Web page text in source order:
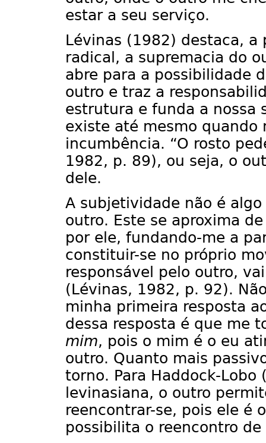
estar a seu serviço.
Lévinas (1982) destaca,
radical, a supremacia do
abre para a possibilidade
outro e traz a
estrutura e funda a nossa
existe até mesmo quando
incumbência. “O rosto
1982, p. 89), ou seja, o
dele.
A subjetividade não é
outro. Este se aproxima
por ele, fundando-me a
constituir-se no próprio
responsável pelo outro,
(Lévinas, 1982, p. 92).
minha primeira resposta
dessa resposta é que me
mim, pois o mim é o eu
outro. Quanto mais
torno. Para Haddock-
levinasiana, o outro
reencontrar-se, pois ele é
possibilita o reencontro